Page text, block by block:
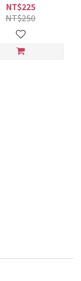
NT$225
NT$250